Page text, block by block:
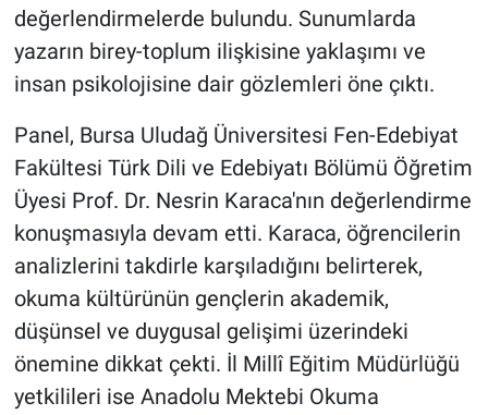
değerlendirmelerde bulundu. Sunumlarda
yazarın birey-toplum ilişkisine yaklaşımı ve
insan psikolojisine dair gözlemleri öne çıktı.
Panel, Bursa Uludağ Üniversitesi Fen-Edebiyat
Fakültesi Türk Dili ve Edebiyatı Bölümü Öğretim
Üyesi Prof. Dr. Nesrin Karaca'nın değerlendirme
konuşmasıyla devam etti. Karaca, öğrencilerin
analizlerini takdirle karşıladığını belirterek,
okuma kültürünün gençlerin akademik,
düşünsel ve duygusal gelişimi üzerindeki
önemine dikkat çekti. İl Millî Eğitim Müdürlüğü
yetkilileri ise Anadolu Mektebi Okuma